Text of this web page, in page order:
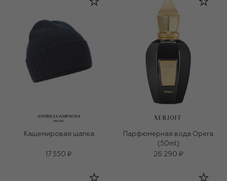
Кашемировая шапка
17 550 ₽
XERJOFF
Парфюмерная вода Opera
(50ml)
26 290 ₽